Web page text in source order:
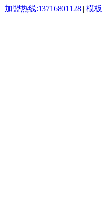
| 加盟热线:13716801128 | 模